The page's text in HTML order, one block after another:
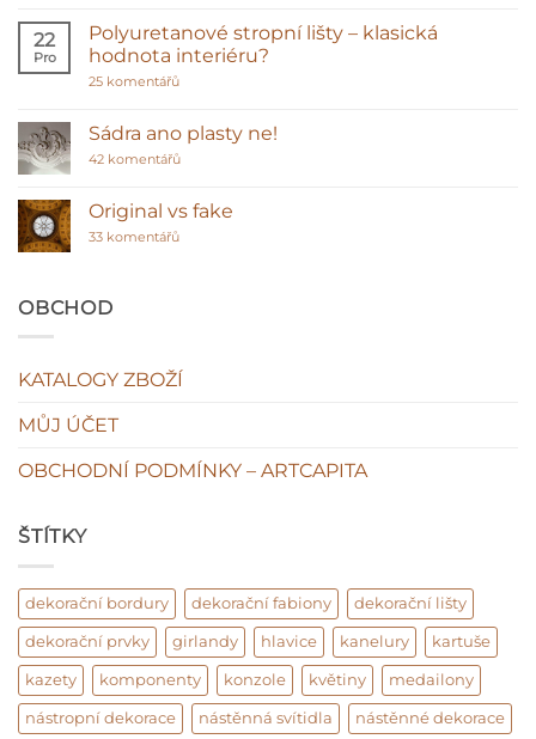
názvem
Proč
vybírat
22
Pro
Polyuretanové stropní lišty – klasická
hodnota interiéru?
25 komentářůu
názvem
Polyuretanové
stropní
klasická
hodnota
interiéru?
Sádra ano plasty ne!
42 komentářůu
názvem
Sádra
Original vs fake
33 komentářůu
OBCHOD
KATALOGY ZBOŽÍ
MŮJ ÚČET
OBCHODNÍ PODMÍNKY – ARTCAPITA
ŠTÍTKY
dekorační bordury dekorační fabiony dekorační lišty
dekorační prvky girlandy hlavice kanelury kartuše
kazety komponenty konzole květiny medailony
nástropní dekorace nástěnná svítidla nástěnné dekorace